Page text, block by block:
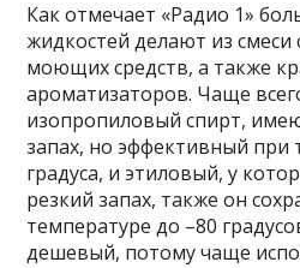
Как отмечает «Радио 1»
жидкостей делают из смеси
моющих средств, а также
ароматизаторов. Чаще
изопропиловый спирт,
запах, но эффективный при
градуса, и этиловый, у
резкий запах, также он
температуре до –80
дешевый, потому чаще